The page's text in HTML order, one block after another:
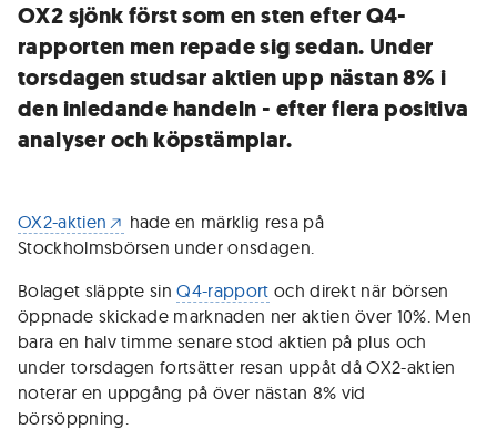
OX2 sjönk först som en sten efter Q4-
rapporten men repade sig sedan. Under
torsdagen studsar aktien upp nästan 8% i
den inledande handeln - efter flera positiva
analyser och köpstämplar.
OX2-aktien
hade en märklig resa på
Stockholmsbörsen under onsdagen.
Bolaget släppte sinQ4-rapport och direkt när börsen
öppnade skickade marknaden ner aktien över 10%. Men
bara en halv timme senare stod aktien på plus och
under torsdagen fortsätter resan uppåt då OX2-aktien
noterar en uppgång på över nästan 8% vid
börsöppning.